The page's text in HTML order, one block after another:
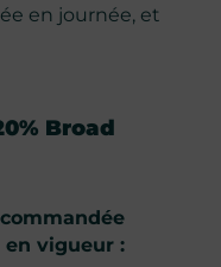
en journée, et
Broad
vigueur :